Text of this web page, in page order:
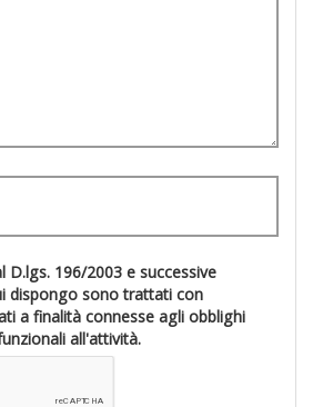
D.lgs. 196/2003 e successive
dispongo sono trattati con
all'attività.